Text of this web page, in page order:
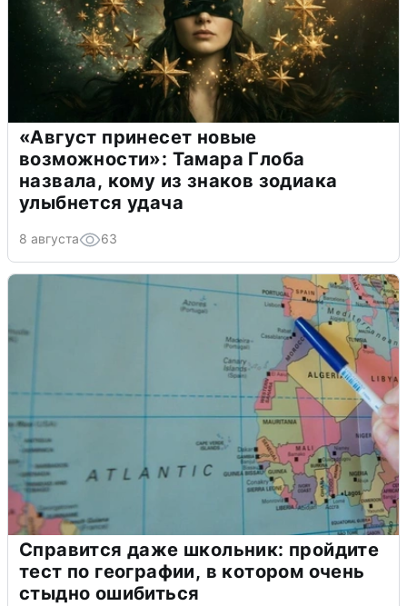
«Август принесет новые
возможности»: Тамара Глоба
назвала, кому из знаков зодиака
улыбнется удача
8 августа 63
Справится даже школьник: пройдите
тест по географии, в котором очень
стыдно ошибиться